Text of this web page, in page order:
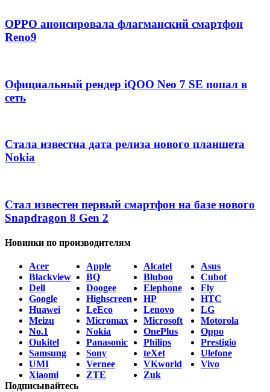
OPPO анонсировала флагманский смартфон
Reno9
Официальный рендер iQOO Neo 7 SE попал в
сеть
Стала известна дата релиза нового планшета
Nokia
Стал известен первый смартфон на базе нового
Snapdragon 8 Gen 2
Новинки по производителям
Acer Apple Alcatel
Asus
Blackview
BQ Bluboo
Cubot
Dell
Doogee Elephone
Fly
Google
Highscreen HP
HTC
Huawei
LeEco Lenovo
LG
Meizu
Micromax Microsoft
Motorola
No.1
Nokia OnePlus
Oppo
Oukitel
Panasonic Philips
Prestigio
Samsung
Sony teXet
Ulefone
UMI
Vernee VKworld
Vivo
Xiaomi
ZTE
Zuk
Подписывайтесь